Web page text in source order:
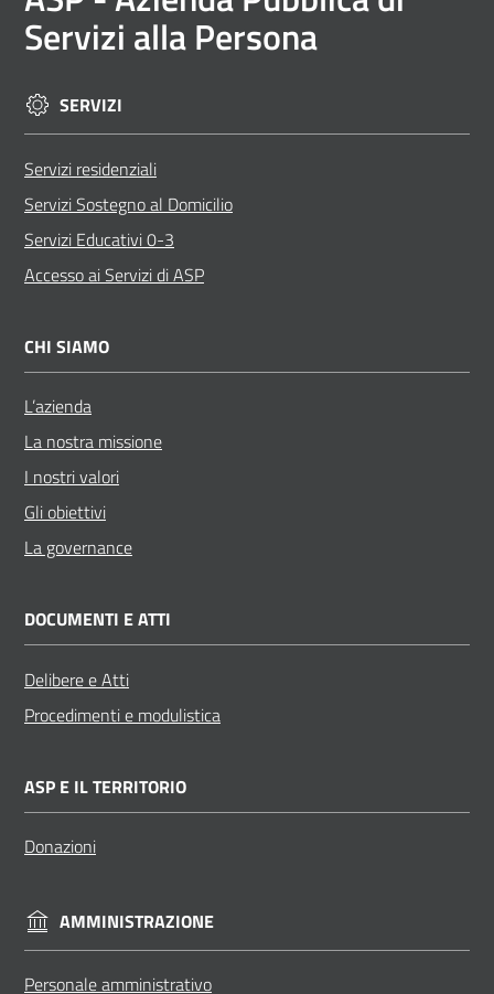
Servizi alla Persona
SERVIZI
Servizi residenziali
Servizi Sostegno al Domicilio
Servizi Educativi 0-3
Accesso ai Servizi di ASP
CHI SIAMO
L’azienda
La nostra missione
I nostri valori
Gli obiettivi
La governance
DOCUMENTI E ATTI
Delibere e Atti
Procedimenti e modulistica
ASP E IL TERRITORIO
Donazioni
AMMINISTRAZIONE
Personale amministrativo